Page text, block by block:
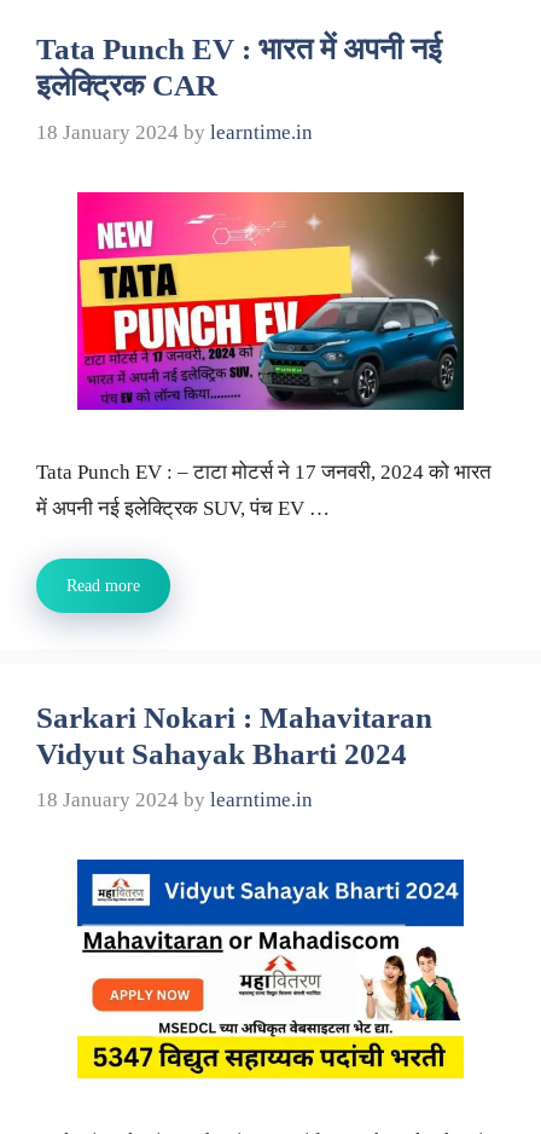
Tata Punch EV : भारत में अपनी नई
इलेक्ट्रिक CAR
18 January 2024 by learntime.in
Tata Punch EV : – टाटा मोटर्स ने 17 जनवरी, 2024 को भारत
में अपनी नई इलेक्ट्रिक SUV, पंच EV …
Read more
Sarkari Nokari : Mahavitaran
Vidyut Sahayak Bharti 2024
18 January 2024 by learntime.in